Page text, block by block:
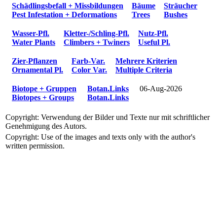
Schädlingsbefall + Missbildungen
Pest Infestation + Deformations
Bäume
Trees
Sträucher
Bushes
Wasser-Pfl.
Water Plants
Kletter-/Schling-Pfl.
Climbers + Twiners
Nutz-Pfl.
Useful Pl.
Zier-Pflanzen
Ornamental Pl.
Farb-Var.
Color Var.
Mehrere Kriterien
Multiple Criteria
Biotope + Gruppen
Biotopes + Groups
Botan.Links
Botan.Links
06-Aug-2026
Copyright: Verwendung der Bilder und Texte nur mit schriftlicher
Genehmigung des Autors.
Copyright: Use of the images and texts only with the author's
written permission.